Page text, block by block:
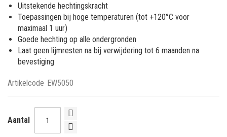
Uitstekende hechtingskracht
Toepassingen bij hoge temperaturen (tot +120°C voor
maximaal 1 uur)
Goede hechting op alle ondergronden
Laat geen lijmresten na bij verwijdering tot 6 maanden na
bevestiging
Artikelcode EW5050
Aantal